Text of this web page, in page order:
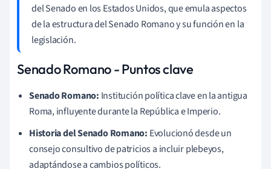
del Senado en los Estados Unidos, que emula aspectos
de la estructura del Senado Romano y su función en la
legislación.
Senado Romano - Puntos clave
Senado Romano: Institución política clave en la antigua
Roma, influyente durante la República e Imperio.
Historia del Senado Romano: Evolucionó desde un
consejo consultivo de patricios a incluir plebeyos,
adaptándose a cambios políticos.